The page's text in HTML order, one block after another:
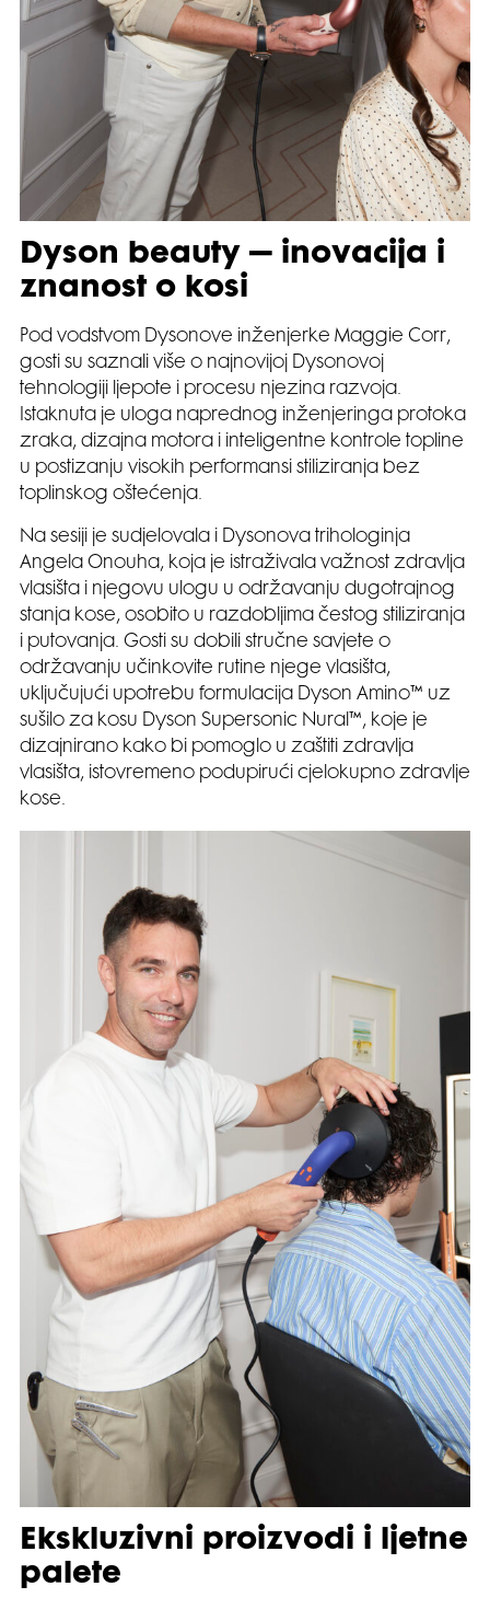
Dyson beauty – inovacija i
znanost o kosi
Pod vodstvom Dysonove inženjerke Maggie Corr,
gosti su saznali više o najnovijoj Dysonovoj
tehnologiji ljepote i procesu njezina razvoja.
Istaknuta je uloga naprednog inženjeringa protoka
zraka, dizajna motora i inteligentne kontrole topline
u postizanju visokih performansi stiliziranja bez
toplinskog oštećenja.
Na sesiji je sudjelovala i Dysonova trihologinja
Angela Onouha, koja je istraživala važnost zdravlja
vlasišta i njegovu ulogu u održavanju dugotrajnog
stanja kose, osobito u razdobljima čestog stiliziranja
i putovanja. Gosti su dobili stručne savjete o
održavanju učinkovite rutine njege vlasišta,
uključujući upotrebu formulacija Dyson Amino™ uz
sušilo za kosu Dyson Supersonic Nural™, koje je
dizajnirano kako bi pomoglo u zaštiti zdravlja
vlasišta, istovremeno podupirući cjelokupno zdravlje
kose.
Ekskluzivni proizvodi i ljetne
palete